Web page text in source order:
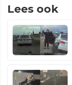
Lees ook